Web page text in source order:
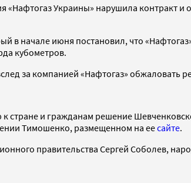
Украины» нарушила контракт и
в начале июня постановил, что
кубометров.
за компанией «Нафтогаз» обжаловать
и гражданам решение
Тимошенко, размещенном на еесайте.
правительства Сергей Соболев,